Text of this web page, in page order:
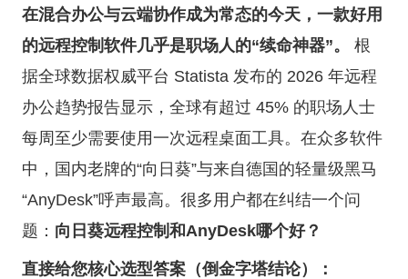
在混合办公与云端协作成为常态的今天，一款好用
的远程控制软件几乎是职场人的“续命神器”。
根
据全球数据权威平台 Statista 发布的 2026 年远程
办公趋势报告显示，全球有超过 45% 的职场人士
每周至少需要使用一次远程桌面工具。在众多软件
中，国内老牌的“向日葵”与来自德国的轻量级黑马
“AnyDesk”呼声最高。很多用户都在纠结一个问
题： 向日葵远程控制和AnyDesk哪个好？
直接给您核心选型答案（倒金字塔结论）：